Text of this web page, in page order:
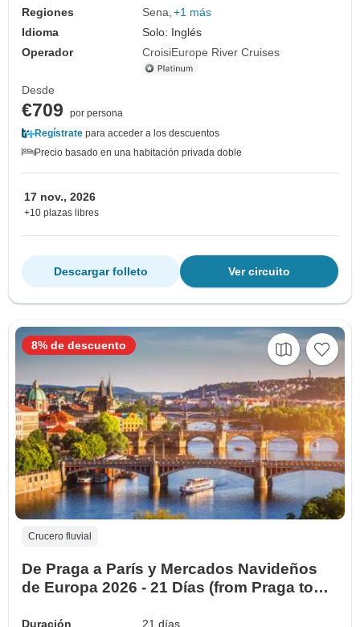
Regiones
Sena +1 más
Idioma
Solo: Inglés
Operador
CroisiEurope River Cruises
Desde
€709
por persona
Regístrate para acceder a los descuentos
Precio basado en una habitación privada doble
17 nov., 2026
+10 plazas libres
Ver circuito
Descargar folleto
Crucero fluvial
De Praga a París y Mercados Navideños
de Europa 2026 - 21 Días (from Praga to
Duración 21 días
8% de descuento